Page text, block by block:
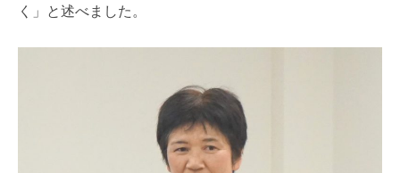
く」と述べました。